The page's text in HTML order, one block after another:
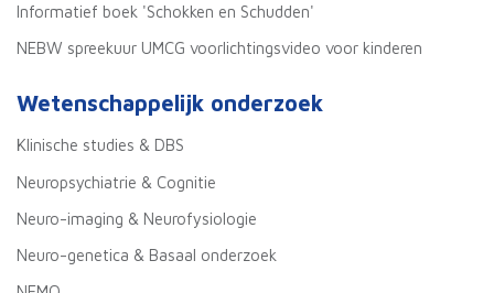
Informatief boek 'Schokken en Schudden'
NEBW spreekuur UMCG voorlichtingsvideo voor kinderen
Wetenschappelijk onderzoek
Klinische studies & DBS
Neuropsychiatrie & Cognitie
Neuro-imaging & Neurofysiologie
Neuro-genetica & Basaal onderzoek